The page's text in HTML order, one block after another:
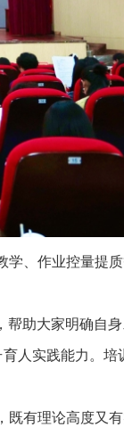
、作业控量提
助大家明确自
人实践能力。培
有理论高度又